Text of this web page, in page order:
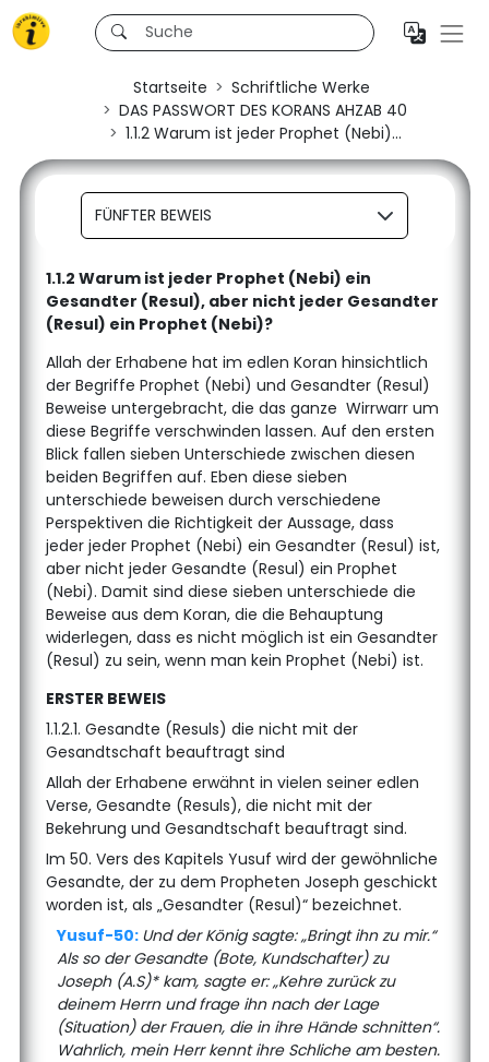
Startseite
Schriftliche Werke
DAS PASSWORT DES KORANS AHZAB 40
1.1.2 Warum ist jeder Prophet (Nebi)...
FÜNFTER BEWEIS
1.1.2 Warum ist jeder Prophet (Nebi) ein
Gesandter (Resul), aber nicht jeder Gesandter
(Resul) ein Prophet (Nebi)?
Allah der Erhabene hat im edlen Koran hinsichtlich
der Begriffe Prophet (Nebi) und Gesandter (Resul)
Beweise untergebracht, die das ganze Wirrwarr um
diese Begriffe verschwinden lassen. Auf den ersten
Blick fallen sieben Unterschiede zwischen diesen
beiden Begriffen auf. Eben diese sieben
unterschiede beweisen durch verschiedene
Perspektiven die Richtigkeit der Aussage, dass
jeder jeder Prophet (Nebi) ein Gesandter (Resul) ist,
aber nicht jeder Gesandte (Resul) ein Prophet
(Nebi). Damit sind diese sieben unterschiede die
Beweise aus dem Koran, die die Behauptung
widerlegen, dass es nicht möglich ist ein Gesandter
(Resul) zu sein, wenn man kein Prophet (Nebi) ist.
ERSTER BEWEIS
1.1.2.1. Gesandte (Resuls) die nicht mit der
Gesandtschaft beauftragt sind
Allah der Erhabene erwähnt in vielen seiner edlen
Verse, Gesandte (Resuls), die nicht mit der
Bekehrung und Gesandtschaft beauftragt sind.
Im 50. Vers des Kapitels Yusuf wird der gewöhnliche
Gesandte, der zu dem Propheten Joseph geschickt
worden ist, als „Gesandter (Resul)“ bezeichnet.
Yusuf-50: Und der König sagte: „Bringt ihn zu mir.“
Als so der Gesandte (Bote, Kundschafter) zu
Joseph (A.S)* kam, sagte er: „Kehre zurück zu
deinem Herrn und frage ihn nach der Lage
(Situation) der Frauen, die in ihre Hände schnitten“.
Wahrlich, mein Herr kennt ihre Schliche am besten.